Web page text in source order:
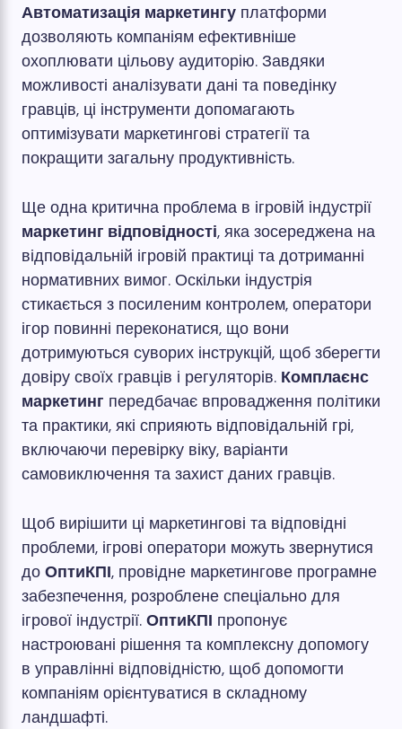
Автоматизація маркетингу платформи
дозволяють компаніям ефективніше
охоплювати цільову аудиторію. Завдяки
можливості аналізувати дані та поведінку
гравців, ці інструменти допомагають
оптимізувати маркетингові стратегії та
покращити загальну продуктивність.
Ще одна критична проблема в ігровій індустрії
маркетинг відповідності, яка зосереджена на
відповідальній ігровій практиці та дотриманні
нормативних вимог. Оскільки індустрія
стикається з посиленим контролем, оператори
ігор повинні переконатися, що вони
дотримуються суворих інструкцій, щоб зберегти
довіру своїх гравців і регуляторів. Комплаєнс
маркетинг передбачає впровадження політики
та практики, які сприяють відповідальній грі,
включаючи перевірку віку, варіанти
самовиключення та захист даних гравців.
Щоб вирішити ці маркетингові та відповідні
проблеми, ігрові оператори можуть звернутися
до ОптиКПІ, провідне маркетингове програмне
забезпечення, розроблене спеціально для
ігрової індустрії. ОптиКПІ пропонує
настроювані рішення та комплексну допомогу
в управлінні відповідністю, щоб допомогти
компаніям орієнтуватися в складному
ландшафті.